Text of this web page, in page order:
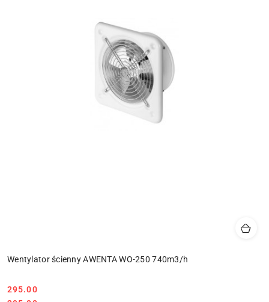
Wentylator ścienny AWENTA WO-250 740m3/h
295.00